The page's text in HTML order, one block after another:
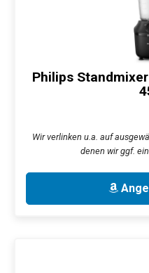
Philips
Wir verlinken u.a. auf
denen wir ggf.